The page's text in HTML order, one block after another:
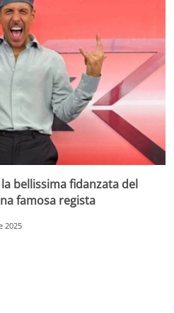
bellissima fidanzata del
famosa regista
2025